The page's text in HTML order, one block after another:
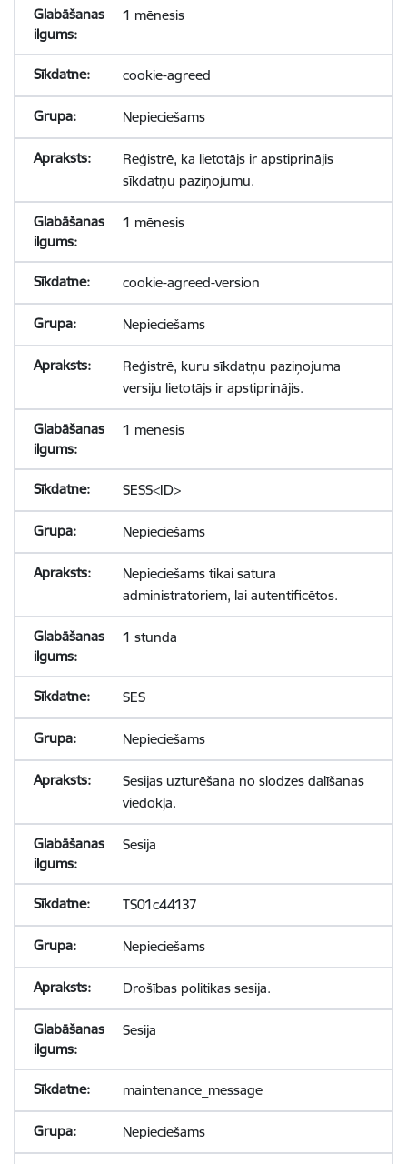
1 mēnesis
cookie-agreed
Nepieciešams
Reģistrē, ka lietotājs ir apstiprinājis
sīkdatņu paziņojumu.
1 mēnesis
cookie-agreed-version
Nepieciešams
Reģistrē, kuru sīkdatņu paziņojuma
versiju lietotājs ir apstiprinājis.
1 mēnesis
SESS<ID>
Nepieciešams
Nepieciešams tikai satura
administratoriem, lai autentificētos.
1 stunda
SES
Nepieciešams
Sesijas uzturēšana no slodzes dalīšanas
viedokļa.
Sesija
TS01c44137
Nepieciešams
Drošības politikas sesija.
Sesija
maintenance_message
Nepieciešams